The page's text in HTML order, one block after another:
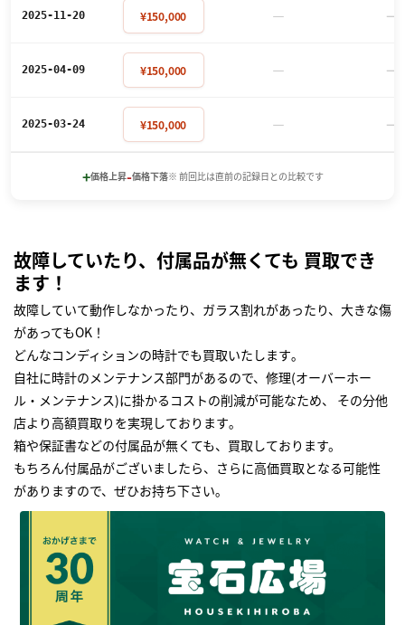
2025-11-20 ¥150,000 － －
2025-04-09 ¥150,000 － －
2025-03-24 ¥150,000 － －
+価格上昇-価格下落※ 前回比は直前の記録日との比較です
故障していたり、付属品が無くても 買取でき
ます！
故障していて動作しなかったり、ガラス割れがあったり、大きな傷
があってもOK！
どんなコンディションの時計でも買取いたします｡
自社に時計のメンテナンス部門があるので、修理(オーバーホー
ル・メンテナンス)に掛かるコストの削減が可能なため、 その分他
店より高額買取りを実現しております｡
箱や保証書などの付属品が無くても、買取しております。
もちろん付属品がございましたら、さらに高価買取となる可能性
がありますので、ぜひお持ち下さい｡